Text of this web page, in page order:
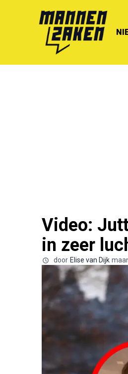
Video:
in zeer
door Elise van Dijk